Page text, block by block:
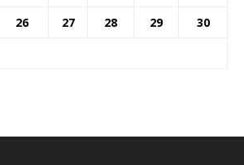
26 27 28 29
30